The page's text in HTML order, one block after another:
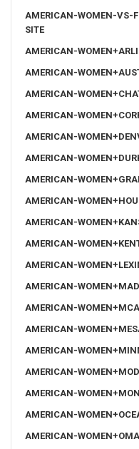
AMERICAN-WOMEN-VS-
SITE
AMERICAN-
AMERICAN-
AMERICAN-
AMERICAN-
AMERICAN-
AMERICAN-
AMERICAN-
AMERICAN-
AMERICAN-
AMERICAN-
AMERICAN-
AMERICAN-
AMERICAN-
AMERICAN-
AMERICAN-
AMERICAN-
AMERICAN-
AMERICAN-
AMERICAN-